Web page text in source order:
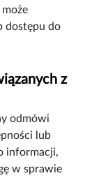
dostępu do
z
odmówi
lub
informacji,
w sprawie